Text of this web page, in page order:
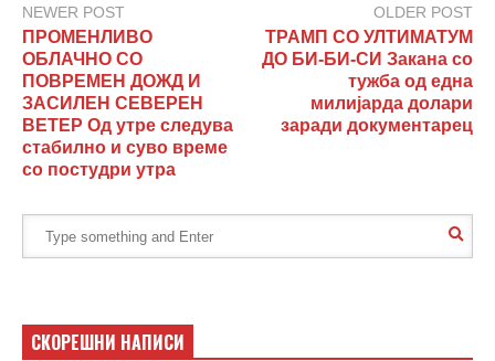
NEWER POST
ПРОМЕНЛИВО
ОБЛАЧНО СО
ПОВРЕМЕН ДОЖД И
ЗАСИЛЕН СЕВЕРЕН
ВЕТЕР Од утре следува
стабилно и суво време
со постудри утра
OLDER POST
ТРАМП СО УЛТИМАТУМ
ДО БИ-БИ-СИ Закана со
тужба од една
милијарда долари
заради документарец
СКОРЕШНИ НАПИСИ